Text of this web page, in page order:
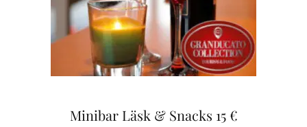
Minibar Läsk & Snacks 15 €